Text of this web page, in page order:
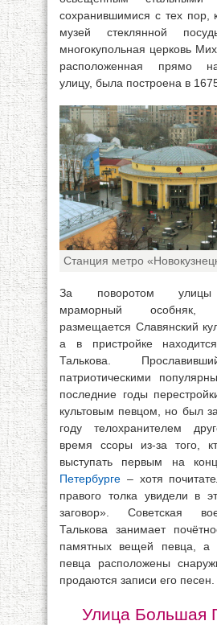
сохранившимися с тех пор,
музей стеклянной
многокупольная церковь
расположенная прямо
улицу, была построена в
Станция метро
За поворотом улицы
мраморный
размещается Славянский
а в пристройке
Талькова.
патриотическими
последние годы
культовым певцом, но был
году телохранителем
время ссоры из-за того,
выступать первым на
Петербурге – хотя
правого толка увидели в
заговор». Советская
Талькова занимает
памятных вещей певца, а
певца расположены
продаются записи его песен.
Улица Большая